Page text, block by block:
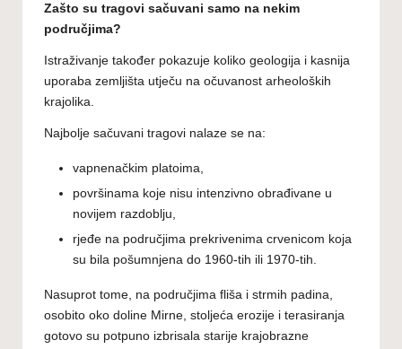
Zašto su tragovi sačuvani samo na nekim
područjima?
Istraživanje također pokazuje koliko geologija i kasnija
uporaba zemljišta utječu na očuvanost arheoloških
krajolika.
Najbolje sačuvani tragovi nalaze se na:
vapnenačkim platoima,
površinama koje nisu intenzivno obrađivane u
novijem razdoblju,
rjeđe na područjima prekrivenima crvenicom koja
su bila pošumnjena do 1960-tih ili 1970-tih.
Nasuprot tome, na područjima fliša i strmih padina,
osobito oko doline Mirne, stoljeća erozije i terasiranja
gotovo su potpuno izbrisala starije krajobrazne